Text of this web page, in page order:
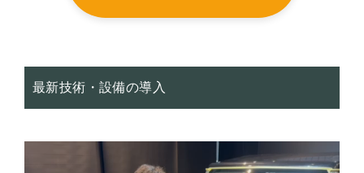
最新技術・設備の導入